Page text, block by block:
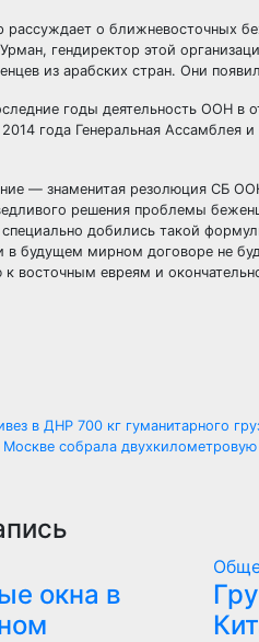
рассуждает о ближневосточных
гендиректор этой
из арабских стран. Они
годы деятельность ООН
года Генеральная Ассамблея
— знаменитая резолюция СБ
решения проблемы
специально добились такой
в будущем мирном договоре не
восточным евреям и
в ДНР 700 кг гуманитарного
собрала двухкилометровую
окна в